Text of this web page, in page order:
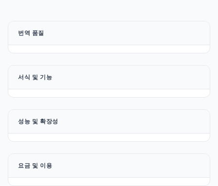
번역 품질
서식 및 기능
성능 및 확장성
요금 및 이용